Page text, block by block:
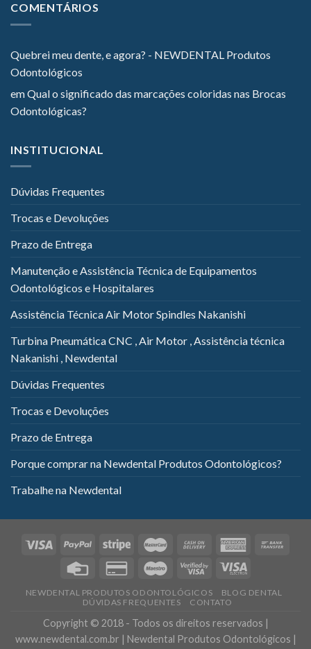
COMENTÁRIOS
Quebrei meu dente, e agora? - NEWDENTAL Produtos
Odontológicos
emQual o significado das marcações coloridas nas Brocas
Odontológicas?
INSTITUCIONAL
Dúvidas Frequentes
Trocas e Devoluções
Prazo de Entrega
Manutenção e Assistência Técnica de Equipamentos
Odontológicos e Hospitalares
Assistência Técnica Air Motor Spindles Nakanishi
Turbina Pneumática CNC , Air Motor , Assistência técnica
Nakanishi , Newdental
Dúvidas Frequentes
Trocas e Devoluções
Prazo de Entrega
Porque comprar na Newdental Produtos Odontológicos?
Trabalhe na Newdental
NEWDENTAL PRODUTOS ODONTOLÓGICOS
BLOG DENTAL
DÚVIDAS FREQUENTES
CONTATO
Copyright © 2018 - Todos os direitos reservados |
www.newdental.com.br | Newdental Produtos Odontológicos |